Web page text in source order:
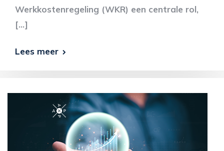
Werkkostenregeling (WKR) een centrale rol,
[…]
Lees meer